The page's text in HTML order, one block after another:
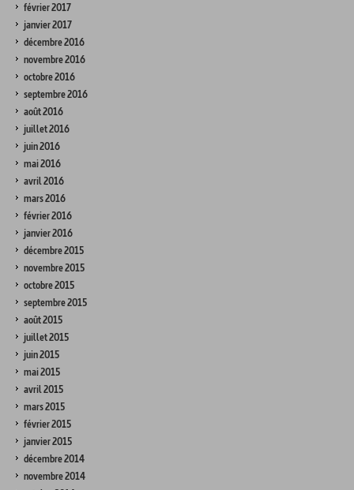
février 2017
janvier 2017
décembre 2016
novembre 2016
octobre 2016
septembre 2016
août 2016
juillet 2016
juin 2016
mai 2016
avril 2016
mars 2016
février 2016
janvier 2016
décembre 2015
novembre 2015
octobre 2015
septembre 2015
août 2015
juillet 2015
juin 2015
mai 2015
avril 2015
mars 2015
février 2015
janvier 2015
décembre 2014
novembre 2014